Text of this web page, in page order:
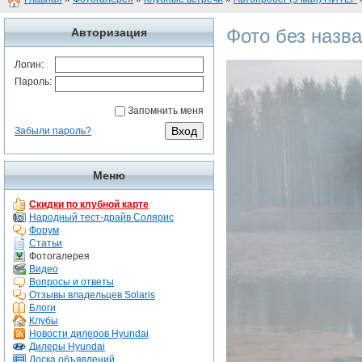
Авторизация
Логин:
Пароль:
Запомнить меня
Забыли пароль?
Меню
Скидки по клубной карте
Народный тест-драйв Солярис
Форум
Статьи
Фотогалерея
Видео
Вопросы и ответы
Отзывы владельцев Solaris
Блоги
Клубы
Новости дилеров Hyundai
Дилеры Hyundai
Доска объявлений
Фото без